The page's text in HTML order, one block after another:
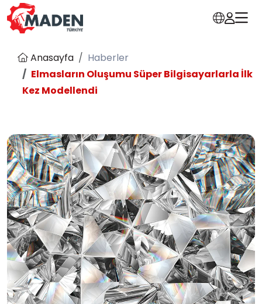
Anasayfa
Haberler
Elmasların Oluşumu Süper Bilgisayarlarla İlk
Kez Modellendi